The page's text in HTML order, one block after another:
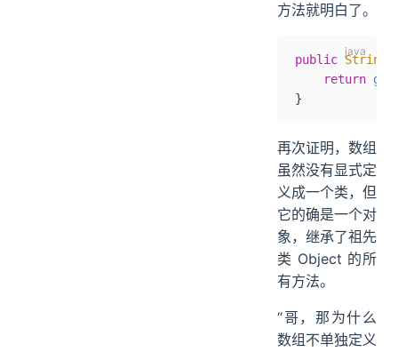
方法就明白了。
public String
    return
}
再次证明，数组
虽然没有显式定
义成一个类，但
它的确是一个对
象，继承了祖先
类 Object 的所
有方法。
“哥，那为什么
数组不单独定义